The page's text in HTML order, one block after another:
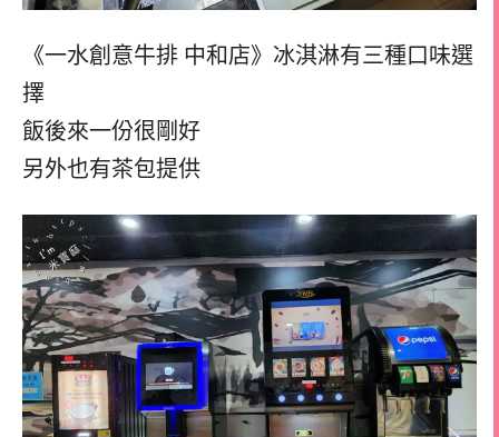
《一水創意牛排 中和店》冰淇淋有三種口味選
擇
飯後來一份很剛好
另外也有茶包提供